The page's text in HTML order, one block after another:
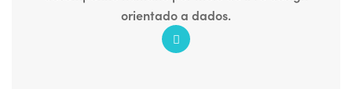
orientado a dados.